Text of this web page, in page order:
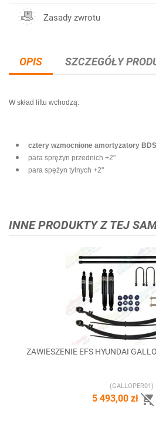
Zasady zwrotu
OPIS SZCZEGÓŁY
W skład liftu wchodzą:
cztery wzmocnione amortyzatory
para sprężyn przednich +2"
para spężyn tylnych +2"
INNE PRODUKTY Z TEJ
ZAWIESZENIE EFS HYUNDAI
(GALLOPER01)
5 493,00 zł 